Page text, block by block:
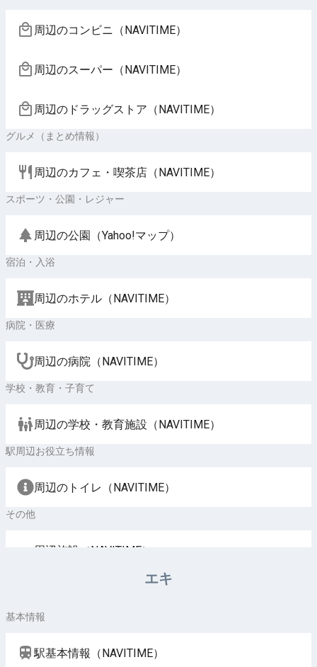
周辺のコンビニ（NAVITIME）
周辺のスーパー（NAVITIME）
周辺のドラッグストア（NAVITIME）
グルメ（まとめ情報）
周辺のカフェ・喫茶店（NAVITIME）
スポーツ・公園・レジャー
周辺の公園（Yahoo!マップ）
宿泊・入浴
周辺のホテル（NAVITIME）
病院・医療
周辺の病院（NAVITIME）
学校・教育・子育て
周辺の学校・教育施設（NAVITIME）
駅周辺お役立ち情報
周辺のトイレ（NAVITIME）
その他
周辺施設（NAVITIME）
エキ
基本情報
駅基本情報（NAVITIME）